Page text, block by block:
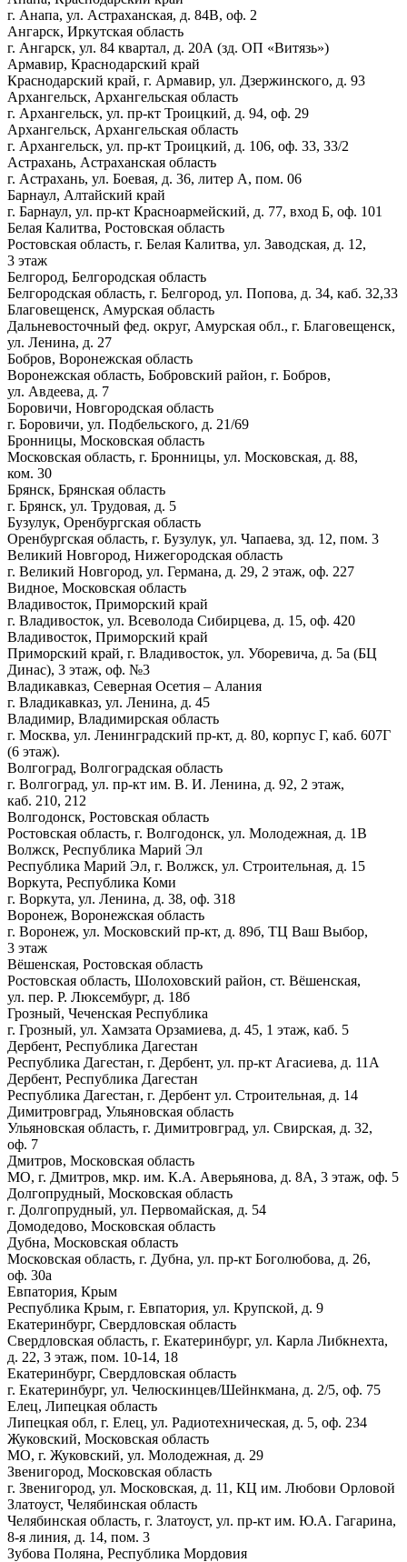
г. Анапа, ул. Астраханская, д. 84В, оф. 2
Ангарск, Иркутская область
г. Ангарск, ул. 84 квартал, д. 20А (зд. ОП «Витязь»)
Армавир, Краснодарский край
Краснодарский край, г. Армавир, ул. Дзержинского, д. 93
Архангельск, Архангельская область
г. Архангельск, ул. пр-кт Троицкий, д. 94, оф. 29
Архангельск, Архангельская область
г. Архангельск, ул. пр-кт Троицкий, д. 106, оф. 33, 33/2
Астрахань, Астраханская область
г. Астрахань, ул. Боевая, д. 36, литер А, пом. 06
Барнаул, Алтайский край
г. Барнаул, ул. пр-кт Красноармейский, д. 77, вход Б, оф. 101
Белая Калитва, Ростовская область
Ростовская область, г. Белая Калитва, ул. Заводская, д. 12,
3 этаж
Белгород, Белгородская область
Белгородская область, г. Белгород, ул. Попова, д. 34, каб. 32,33
Благовещенск, Амурская область
Дальневосточный фед. округ, Амурская обл., г. Благовещенск,
ул. Ленина, д. 27
Бобров, Воронежская область
Воронежская область, Бобровский район, г. Бобров,
ул. Авдеева, д. 7
Боровичи, Новгородская область
г. Боровичи, ул. Подбельского, д. 21/69
Бронницы, Московская область
Московская область, г. Бронницы, ул. Московская, д. 88,
ком. 30
Брянск, Брянская область
г. Брянск, ул. Трудовая, д. 5
Бузулук, Оренбургская область
Оренбургская область, г. Бузулук, ул. Чапаева, зд. 12, пом. 3
Великий Новгород, Нижегородская область
г. Великий Новгород, ул. Германа, д. 29, 2 этаж, оф. 227
Видное, Московская область
Владивосток, Приморский край
г. Владивосток, ул. Всеволода Сибирцева, д. 15, оф. 420
Владивосток, Приморский край
Приморский край, г. Владивосток, ул. Уборевича, д. 5а (БЦ
Динас), 3 этаж, оф. №3
Владикавказ, Северная Осетия – Алания
г. Владикавказ, ул. Ленина, д. 45
Владимир, Владимирская область
г. Москва, ул. Ленинградский пр-кт, д. 80, корпус Г, каб. 607Г
(6 этаж).
Волгоград, Волгоградская область
г. Волгоград, ул. пр-кт им. В. И. Ленина, д. 92, 2 этаж,
каб. 210, 212
Волгодонск, Ростовская область
Ростовская область, г. Волгодонск, ул. Молодежная, д. 1В
Волжск, Республика Марий Эл
Республика Марий Эл, г. Волжск, ул. Строительная, д. 15
Воркута, Республика Коми
г. Воркута, ул. Ленина, д. 38, оф. 318
Воронеж, Воронежская область
г. Воронеж, ул. Московский пр-кт, д. 89б, ТЦ Ваш Выбор,
3 этаж
Вёшенская, Ростовская область
Ростовская область, Шолоховский район, ст. Вёшенская,
ул. пер. Р. Люксембург, д. 18б
Грозный, Чеченская Республика
г. Грозный, ул. Хамзата Орзамиева, д. 45, 1 этаж, каб. 5
Дербент, Республика Дагестан
Республика Дагестан, г. Дербент, ул. пр-кт Агасиева, д. 11А
Дербент, Республика Дагестан
Республика Дагестан, г. Дербент ул. Строительная, д. 14
Димитровград, Ульяновская область
Ульяновская область, г. Димитровград, ул. Свирская, д. 32,
оф. 7
Дмитров, Московская область
МО, г. Дмитров, мкр. им. К.А. Аверьянова, д. 8А, 3 этаж, оф. 5
Долгопрудный, Московская область
г. Долгопрудный, ул. Первомайская, д. 54
Домодедово, Московская область
Дубна, Московская область
Московская область, г. Дубна, ул. пр-кт Боголюбова, д. 26,
оф. 30а
Евпатория, Крым
Республика Крым, г. Евпатория, ул. Крупской, д. 9
Екатеринбург, Свердловская область
Свердловская область, г. Екатеринбург, ул. Карла Либкнехта,
д. 22, 3 этаж, пом. 10-14, 18
Екатеринбург, Свердловская область
г. Екатеринбург, ул. Челюскинцев/Шейнкмана, д. 2/5, оф. 75
Елец, Липецкая область
Липецкая обл, г. Елец, ул. Радиотехническая, д. 5, оф. 234
Жуковский, Московская область
МО, г. Жуковский, ул. Молодежная, д. 29
Звенигород, Московская область
г. Звенигород, ул. Московская, д. 11, КЦ им. Любови Орловой
Златоуст, Челябинская область
Челябинская область, г. Златоуст, ул. пр-кт им. Ю.А. Гагарина,
8-я линия, д. 14, пом. 3
Зубова Поляна, Республика Мордовия